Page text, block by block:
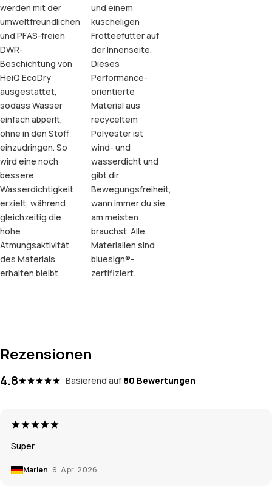
werden mit der
umweltfreundlichen
und PFAS-freien
DWR-
Beschichtung von
HeiQ EcoDry
ausgestattet,
sodass Wasser
einfach abperlt,
ohne in den Stoff
einzudringen. So
wird eine noch
bessere
Wasserdichtigkeit
erzielt, während
gleichzeitig die
hohe
Atmungsaktivität
des Materials
erhalten bleibt.
und einem
kuscheligen
Frotteefutter auf
der Innenseite.
Dieses
Performance-
orientierte
Material aus
recyceltem
Polyester ist
wind- und
wasserdicht und
gibt dir
Bewegungsfreiheit,
wann immer du sie
am meisten
brauchst. Alle
Materialien sind
bluesign®-
zertifiziert.
Rezensionen
4.8 Basierend auf 80 Bewertungen
Super
Marlen 9. Apr. 2026